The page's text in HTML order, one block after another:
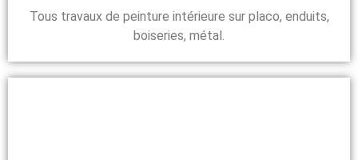
Tous travaux de peinture intérieure sur placo, enduits,
boiseries, métal.